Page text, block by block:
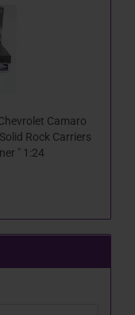
Camaro
Rock Carriers
" 1:24